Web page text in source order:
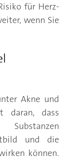
für Herz-
wenn Sie
Akne und
daran, dass
Substanzen
und die
können.